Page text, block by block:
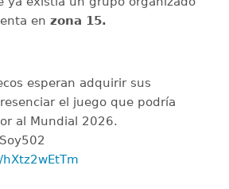
en zona 15.
esperan adquirir sus
el juego que podría
al Mundial 2026.